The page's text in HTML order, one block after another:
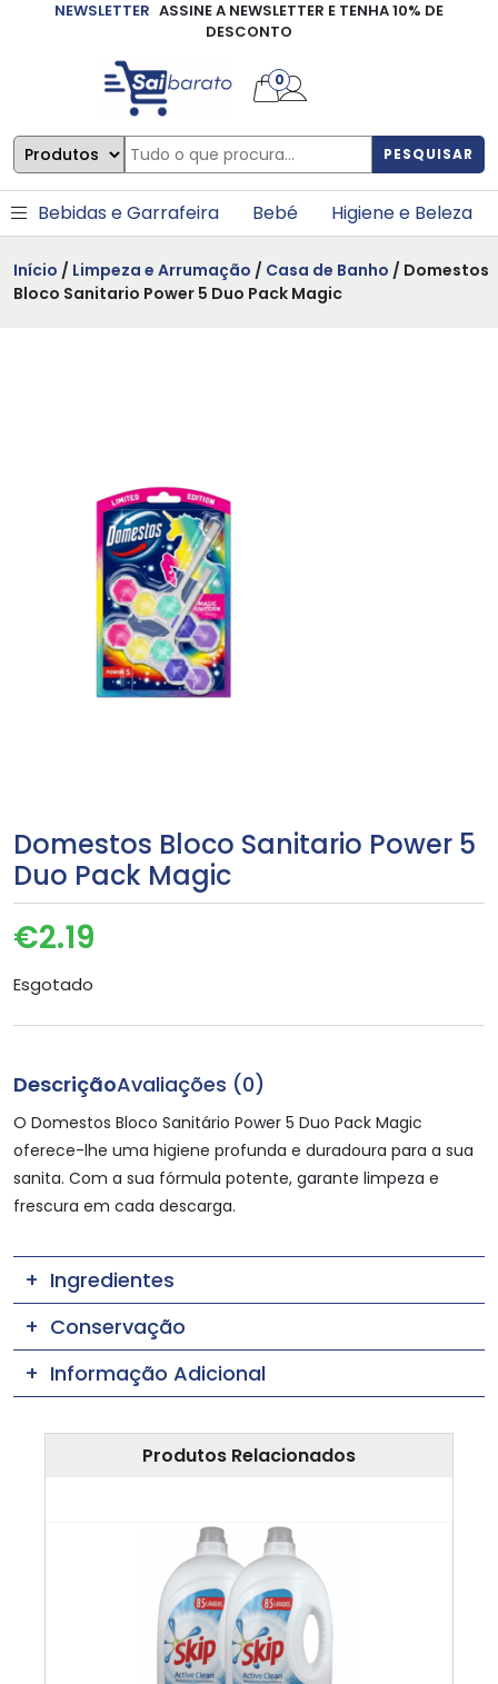
NEWSLETTER ASSINE A NEWSLETTER E TENHA 10% DE
DESCONTO
PESQUISAR
0
Bebidas e Garrafeira Bebé Higiene e Beleza
Início / Limpeza e Arrumação / Casa de Banho / Domestos
Bloco Sanitario Power 5 Duo Pack Magic
Domestos Bloco Sanitario Power 5
Duo Pack Magic
€2.19
Esgotado
DescriçãoAvaliações (0)
O Domestos Bloco Sanitário Power 5 Duo Pack Magic
oferece-lhe uma higiene profunda e duradoura para a sua
sanita. Com a sua fórmula potente, garante limpeza e
frescura em cada descarga.
Ingredientes
Conservação
Informação Adicional
Produtos Relacionados